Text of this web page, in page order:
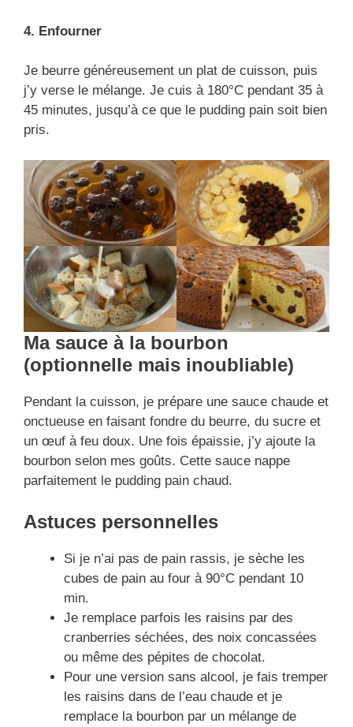
4. Enfourner
Je beurre généreusement un plat de cuisson, puis
j’y verse le mélange. Je cuis à 180°C pendant 35 à
45 minutes, jusqu’à ce que le pudding pain soit bien
pris.
Ma sauce à la bourbon
(optionnelle mais inoubliable)
Pendant la cuisson, je prépare une sauce chaude et
onctueuse en faisant fondre du beurre, du sucre et
un œuf à feu doux. Une fois épaissie, j’y ajoute la
bourbon selon mes goûts. Cette sauce nappe
parfaitement le pudding pain chaud.
Astuces personnelles
Si je n’ai pas de pain rassis, je sèche les
cubes de pain au four à 90°C pendant 10
min.
Je remplace parfois les raisins par des
cranberries séchées, des noix concassées
ou même des pépites de chocolat.
Pour une version sans alcool, je fais tremper
les raisins dans de l’eau chaude et je
remplace la bourbon par un mélange de